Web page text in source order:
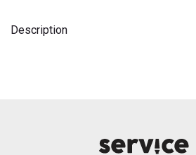
Description